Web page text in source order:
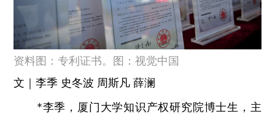
资料图：专利证书。图：视觉中国
文｜李季 史冬波 周斯凡 薛澜
*李季，厦门大学知识产权研究院博士生，主